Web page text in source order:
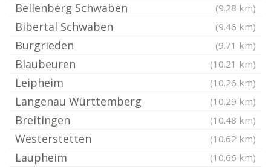
Bellenberg Schwaben (9.28 km)
Bibertal Schwaben (9.46 km)
Burgrieden (9.71 km)
Blaubeuren (10.21 km)
Leipheim (10.26 km)
Langenau Württemberg (10.29 km)
Breitingen (10.48 km)
Westerstetten (10.62 km)
Laupheim (10.66 km)